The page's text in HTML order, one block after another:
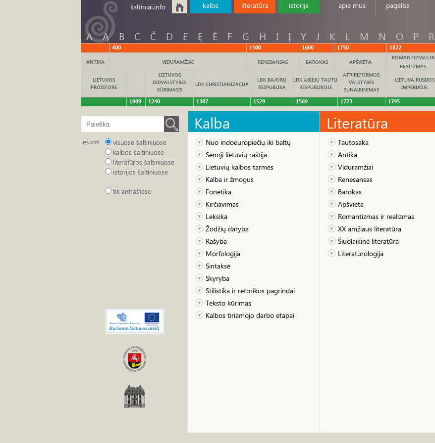
šaltiniai.info kalba literatūra istorija apie mus pagalba
A Ą B C Č D E Ę Ė F G H I Į Y J K L M N O P R
400 1500 1600 1750 1822
ANTIKA VIDURAMŽIAI RENESANSAS BAROKAS APŠVIETA
ROMANTIZMAS IR
REALIZMAS
LIETUVOS
PROISTORĖ
LIETUVOS
DIDVALSTYBĖS
KŪRIMASIS
LDK CHRISTIANIZACIJA
LDK BAJORŲ
RESPUBLIKA
LDK ABIEJŲ TAUTŲ
RESPUBLIKOJE
ATR REFORMOS.
VALSTYBĖS
SUNAIKINIMAS
LIETUVA RUSIJOS
IMPERIJOJE
1009 1240 1387 1529 1569 1773 1795
ieškoti
visuose šaltiniuose
kalbos šaltiniuose
literatūros šaltiniuose
istorijos šaltiniuose
tik antraštėse
Kalba
Nuo indoeuropiečių iki baltų
Senoji lietuvių raštija
Lietuvių kalbos tarmės
Kalba ir žmogus
Fonetika
Kirčiavimas
Leksika
Žodžių daryba
Rašyba
Morfologija
Sintaksė
Skyryba
Stilistika ir retorikos pagrindai
Teksto kūrimas
Kalbos tiriamojo darbo etapai
Literatūra
Tautosaka
Antika
Viduramžiai
Renesansas
Barokas
Apšvieta
Romantizmas ir realizmas
XX amžiaus literatūra
Šiuolaikinė literatūra
Literatūrologija